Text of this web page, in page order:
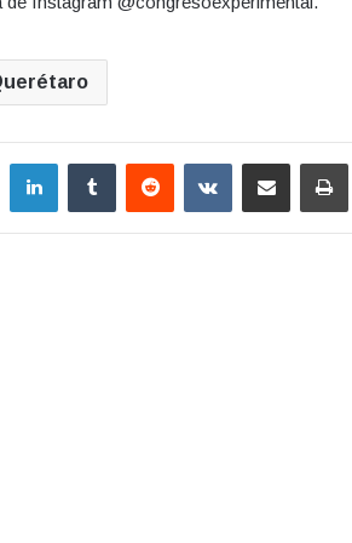
LinkedInTumblr Reddit VKontakteCompartir por correo